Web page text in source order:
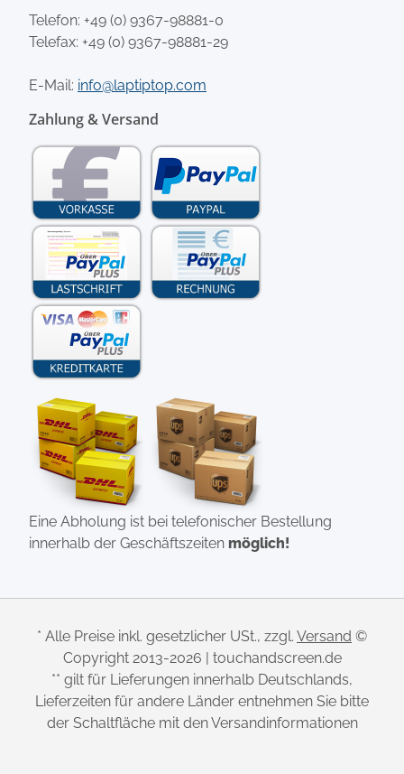
Telefon: +49 (0) 9367-98881-0
Telefax: +49 (0) 9367-98881-29
E-Mail: info@laptiptop.com
Zahlung & Versand
Eine Abholung ist bei telefonischer Bestellung
innerhalb der Geschäftszeiten möglich!
* Alle Preise inkl. gesetzlicher USt., zzgl. Versand ©
Copyright 2013-2026 | touchandscreen.de
** gilt für Lieferungen innerhalb Deutschlands,
Lieferzeiten für andere Länder entnehmen Sie bitte
der Schaltfläche mit den Versandinformationen